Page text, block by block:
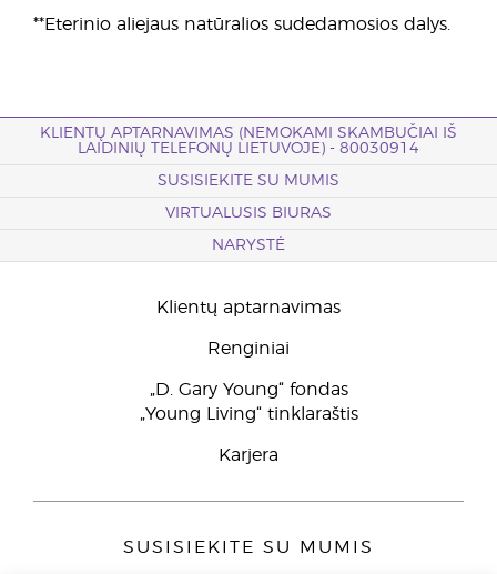
**Eterinio aliejaus natūralios sudedamosios dalys.
KLIENTŲ APTARNAVIMAS (NEMOKAMI SKAMBUČIAI IŠ
LAIDINIŲ TELEFONŲ LIETUVOJE) - 80030914
SUSISIEKITE SU MUMIS
VIRTUALUSIS BIURAS
NARYSTĖ
Klientų aptarnavimas
Renginiai
„D. Gary Young“ fondas
„Young Living“ tinklaraštis
Karjera
SUSISIEKITE SU MUMIS